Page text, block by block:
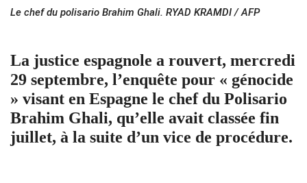
Le chef du polisario Brahim Ghali. RYAD KRAMDI / AFP
La justice espagnole a rouvert, mercredi
29 septembre, l’enquête pour « génocide
» visant en Espagne le chef du Polisario
Brahim Ghali, qu’elle avait classée fin
juillet, à la suite d’un vice de procédure.